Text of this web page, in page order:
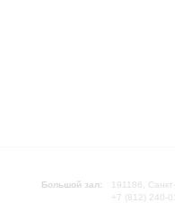
Большой зал:
191186,
+7 (812) 240-